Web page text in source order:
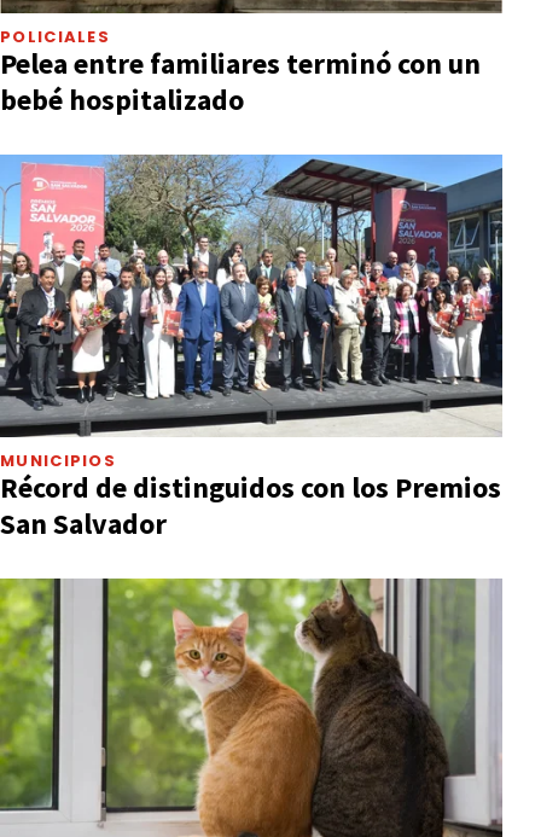
POLICIALES
Pelea entre familiares terminó con un
bebé hospitalizado
MUNICIPIOS
Récord de distinguidos con los Premios
San Salvador